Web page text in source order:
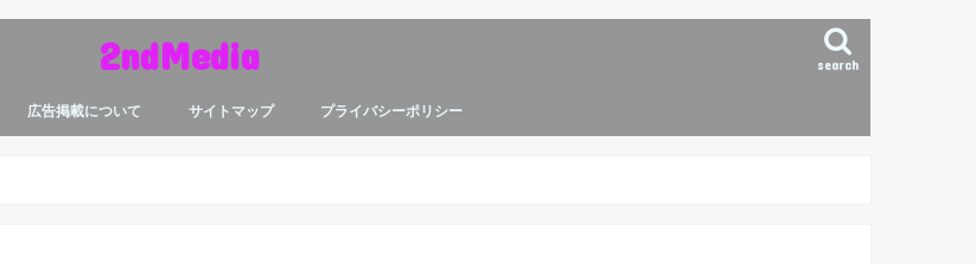
2ndMedia search
広告掲載について サイトマップ プライバシーポリシー